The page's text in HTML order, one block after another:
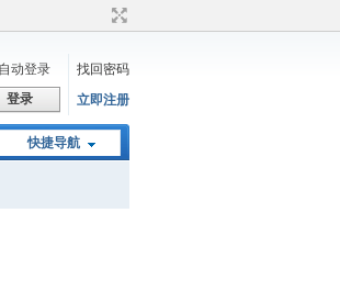
自动登录
找回密码
登录 立即注册
快捷导航